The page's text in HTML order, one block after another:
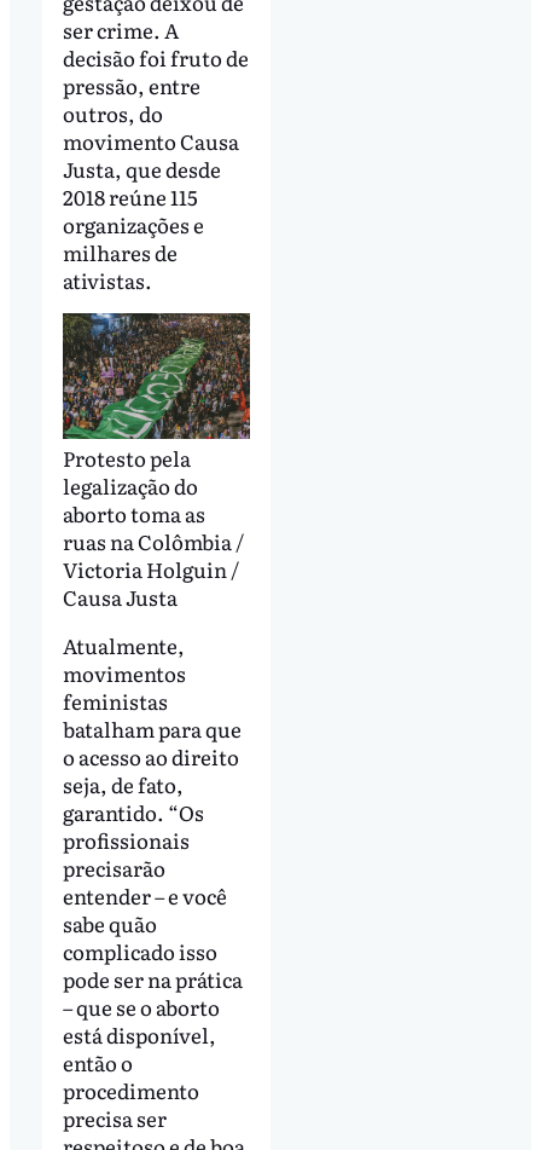
ser crime. A
decisão foi fruto de
pressão, entre
outros, do
movimento Causa
Justa, que desde
2018 reúne 115
organizações e
milhares de
ativistas.
Protesto pela
legalização do
aborto toma as
ruas na Colômbia /
Victoria Holguin /
Causa Justa
Atualmente,
movimentos
feministas
batalham para que
o acesso ao direito
seja, de fato,
garantido. “Os
profissionais
precisarão
entender – e você
sabe quão
complicado isso
pode ser na prática
– que se o aborto
está disponível,
então o
procedimento
precisa ser